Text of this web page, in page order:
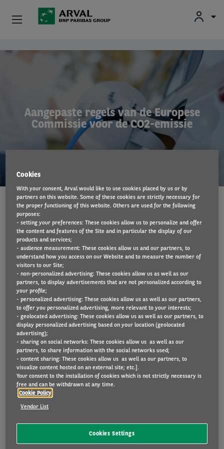
Overslaan en naar de inhoud gaan
Aangepaste regels van de Europese
Commissie voor de CO2-emissie
WET- EN REGELGEVING 12 Sep 2022
De elektrificatie van het wereldwijde wagenpark
neemt snel toe: volgens prognoses van McKinsey zal
de wereldwijde vraag naar elektrische voertuigen
tussen 2021 en 2030 verzesvoudigen.
En in Europa? In 2018 waren voertuigen met een
verbrandingsmotor (ICE - Internal Combustion
Engine) goed voor 95 % van alle inschrijvingen van
personenauto's. In 4 jaar tijd is het landschap sterk
veranderd in het voordeel van geëlektrificeerde
voertuigen.
wat personenauto's betreft, zijn in 2021 volledig
elektrische voertuigen (BEV) goed voor 9,1% van de
Particulieren
Tweedehands Wagens
Over Arval
Bestuurders
Cookies
With your consent, Arval would like to use cookies placed by us or by
partners on this website. Some of these cookies are strictly necessary for
the proper functioning of this website. Others are used for the following
purposes:
- setting your preferences: These cookies allow us to personalize and offer
the content and features of the Site and in particular the display of our
products and services;
- audience measurement: These cookies allow us and our partners, to
understand how you access on our Website and to measure the number of
visitors to our Site;
- non-personalized advertising: These cookies allow us as well as our
partners, to display advertisements that are not personalized according to
your profile;
- personalized advertising: These cookies allow us as well as our partners,
to offer you personalized advertising, more relevant to your interests;
- geolocated advertising: These cookies allow us as well as our partners, to
display personalized advertising based on your location (geolocated
advertising);
- sharing on social networks: These cookies allow us as well as our
partners, to share information with the social networks used;
- content sharing: These cookies allow us as well as our partners, to
visualize content hosted on an external site; etc.].
Your consent to the installation of cookies which is not strictly necessary is
free and can be withdrawn at any time.
Cookie Policy
Vendor List
Cookies Settings